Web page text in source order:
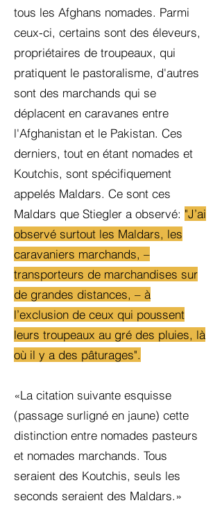
tous les Afghans nomades. Parmi
ceux-ci, certains sont des éleveurs,
propriétaires de troupeaux, qui
pratiquent le pastoralisme, d'autres
sont des marchands qui se
déplacent en caravanes entre
l'Afghanistan et le Pakistan. Ces
derniers, tout en étant nomades et
Koutchis, sont spécifiquement
appelés Maldars. Ce sont ces
Maldars que Stiegler a observé: "J’ai
observé surtout les Maldars, les
caravaniers marchands, –
transporteurs de marchandises sur
de grandes distances, – à
l’exclusion de ceux qui poussent
leurs troupeaux au gré des pluies, là
où il y a des pâturages".
«La citation suivante esquisse
(passage surligné en jaune) cette
distinction entre nomades pasteurs
et nomades marchands. Tous
seraient des Koutchis, seuls les
seconds seraient des Maldars.»